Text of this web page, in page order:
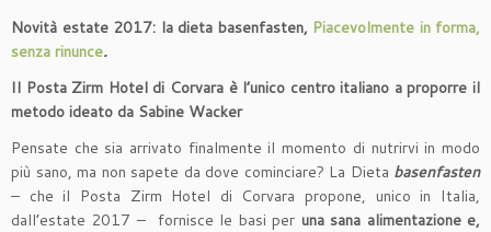
Novità estate 2017: la dieta basenfasten, Piacevolmente in forma,
senza rinunce.
Il Posta Zirm Hotel di Corvaraè l’unico centro italiano a proporre il
metodo ideato da Sabine Wacker
Pensate che sia arrivato finalmente il momento di nutrirvi in modo
più sano, ma non sapete da dove cominciare? La Dieta basenfasten
– che il Posta Zirm Hotel di Corvara propone, unico in Italia,
dall’estate 2017 – fornisce le basi per una sana alimentazione e,